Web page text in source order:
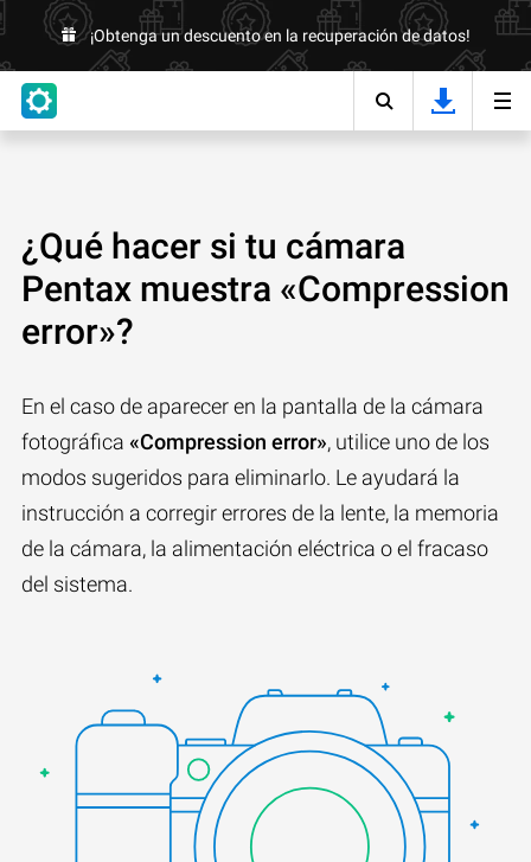
¡Obtenga un descuento en la recuperación de datos!
¿Qué hacer si tu cámara
Pentax muestra «Compression
error»?
En el caso de aparecer en la pantalla de la cámara
fotográfica «Compression error», utilice uno de los
modos sugeridos para eliminarlo. Le ayudará la
instrucción a corregir errores de la lente, la memoria
de la cámara, la alimentación eléctrica o el fracaso
del sistema.